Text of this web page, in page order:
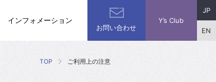
インフォメーション
お問い合わせ
Y’s Club
JP
EN
TOP ご利用上の注意